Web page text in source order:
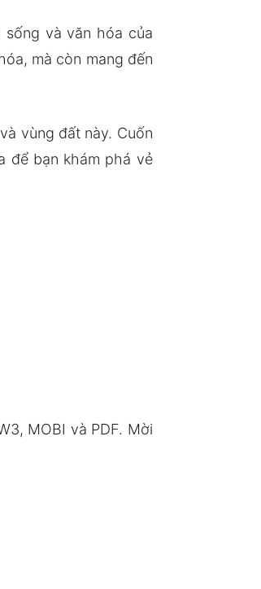
sống và văn hóa của
mà còn mang đến
vùng đất này. Cuốn
để bạn khám phá vẻ
MOBI và PDF. Mời